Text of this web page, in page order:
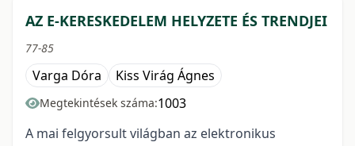
AZ E-KERESKEDELEM HELYZETE ÉS TRENDJEI
77-85
Varga Dóra Kiss Virág Ágnes
Megtekintések száma:1003
A mai felgyorsult világban az elektronikus